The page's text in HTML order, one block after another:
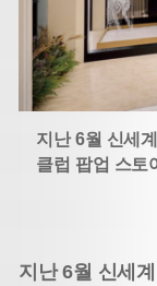
지난 6월 신세
클럽 팝업 스토
지난 6월 신세